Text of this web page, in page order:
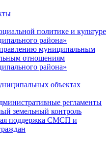
политике и культуре
района»
муниципальным
отношениям
района»
объектах
регламенты
земельный контроль
поддержка СМСП и